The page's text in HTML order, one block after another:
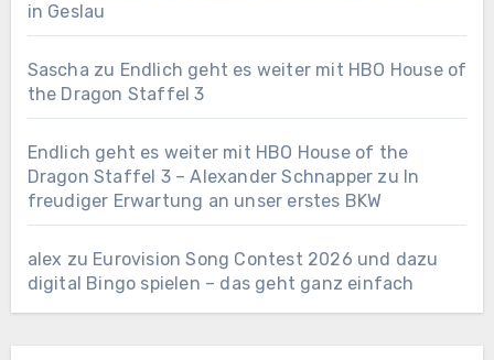
in Geslau
Sascha zu Endlich geht es weiter mit HBO House of
the Dragon Staffel 3
Endlich geht es weiter mit HBO House of the
Dragon Staffel 3 – Alexander Schnapper zu In
freudiger Erwartung an unser erstes BKW
alex zu Eurovision Song Contest 2026 und dazu
digital Bingo spielen – das geht ganz einfach